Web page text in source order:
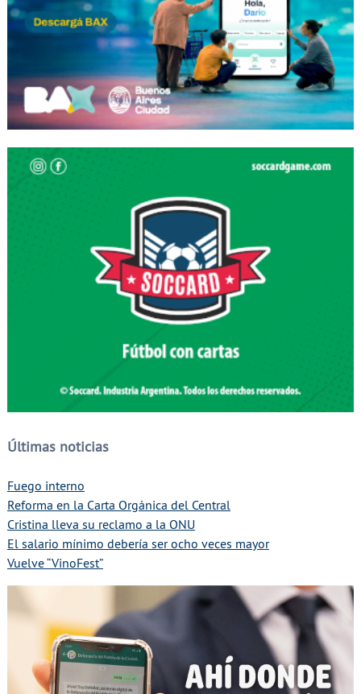
Últimas noticias
Fuego interno
Reforma en la Carta Orgánica del Central
Cristina lleva su reclamo a la ONU
El salario mínimo debería ser ocho veces mayor
Vuelve “VinoFest”